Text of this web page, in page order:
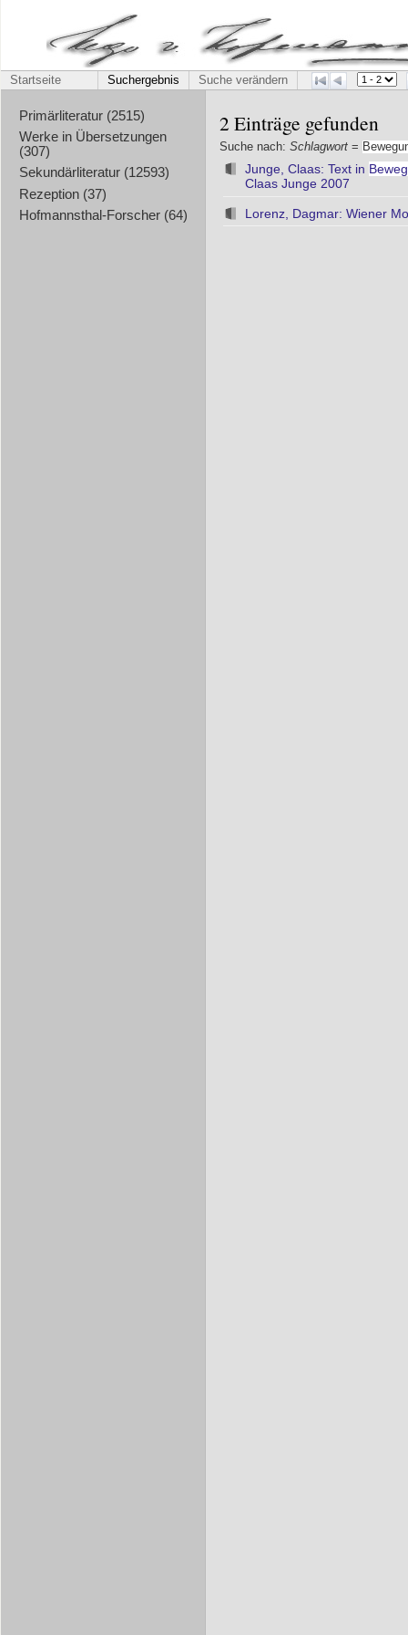
Startseite Suchergebnis Suche verändern
Primärliteratur (2515)
Werke in Übersetzungen
(307)
Sekundärliteratur (12593)
Rezeption (37)
Hofmannsthal-Forscher (64)
2 Einträge gefunden
Suche nach: Schlagwort =
Junge, Claas: Text in
Claas Junge 2007
Lorenz, Dagmar: Wiener